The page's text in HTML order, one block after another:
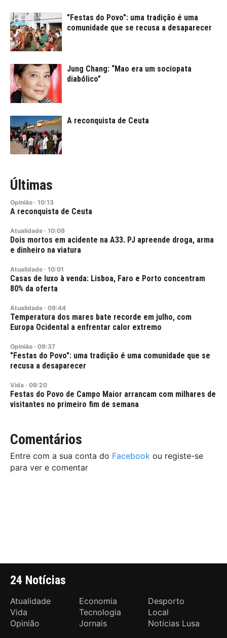
"Festas do Povo": uma tradição é uma
comunidade que se recusa a desaparecer
Jung Chang: “Mao era um sociopata
diabólico”
A reconquista de Ceuta
Últimas
Opinião · 10:13
A reconquista de Ceuta
Atualidade · 10:09
Dois mortos em acidente na A33. PJ apreende droga, arma
e dinheiro na viatura
Atualidade · 10:01
Casas de luxo à venda: Lisboa, Faro e Porto concentram
80% da oferta
Atualidade · 09:44
Temperatura dos mares bate recorde em julho, com
Europa Ocidental a enfrentar calor extremo
Opinião · 09:37
"Festas do Povo": uma tradição é uma comunidade que se
recusa a desaparecer
Vida · 09:20
Festas do Povo de Campo Maior arrancam com milhares de
visitantes no primeiro fim de semana
Comentários
Entre com a sua conta do Facebook ou registe-se
para ver e comentar
24 Notícias
Atualidade Economia
Desporto
Vida
Tecnologia
Local
Opinião
Jornais Notícias Lusa